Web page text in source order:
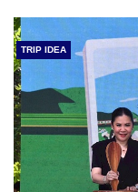
TRIP IDEA